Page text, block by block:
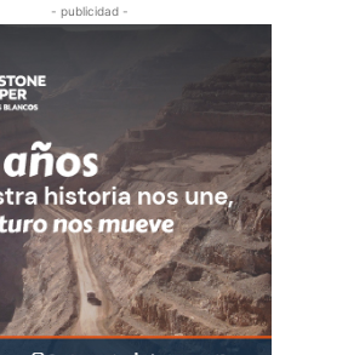
- publicidad -